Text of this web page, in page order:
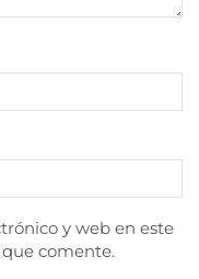
y web en este
comente.